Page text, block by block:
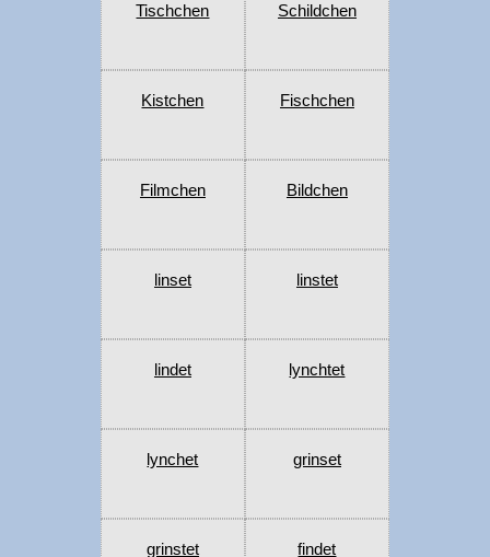
Tischchen Schildchen
Kistchen Fischchen
Filmchen Bildchen
linset linstet
lindet lynchtet
lynchet grinset
grinstet findet